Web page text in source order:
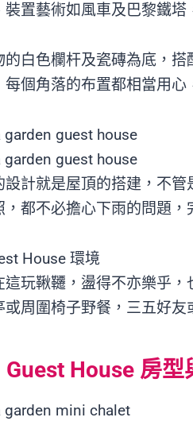
置藝術如風車及巴黎鐵
的白色欄杆及瓷磚為底，
個角落的布置都相當用
設計就是屋頂的搭建，不
都不必擔心下雨的問題
這玩鞦韆，盪得不亦樂乎
或周圍椅子野餐，三五好友
Guest House 房